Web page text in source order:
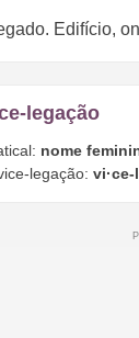
Edifício,
legação
nome
legação: vi·ce-